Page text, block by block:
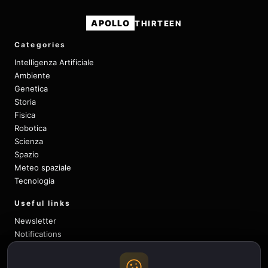
APOLLO THIRTEEN
Categories
Intelligenza Artificiale
Ambiente
Genetica
Storia
Fisica
Robotica
Scienza
Spazio
Meteo spaziale
Tecnologia
Useful links
Newsletter
Notifications